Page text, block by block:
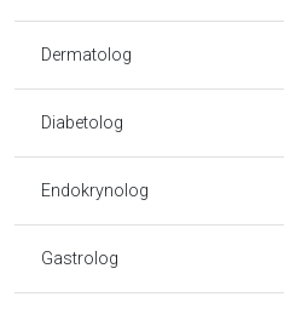
Dermatolog
Diabetolog
Endokrynolog
Gastrolog